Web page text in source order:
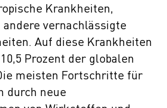
Krankheiten,
andere vernachlässigte
Auf diese Krankheiten
Prozent der globalen
meisten Fortschritte für
durch neue